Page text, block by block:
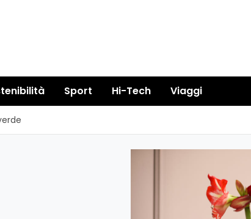
Sport Hi-Tech Viaggi